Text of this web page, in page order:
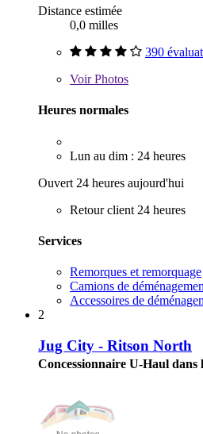
Distance estimée
0,0 milles
390
VoirPhotos
Heures normales
Lun au dim : 24 heures
Ouvert 24 heures aujourd'hui
Retour client 24 heures
Services
Remorques et remorquage
Camions de
Accessoires de
2
Jug City - Ritson North
Concessionnaire U-Haul dans